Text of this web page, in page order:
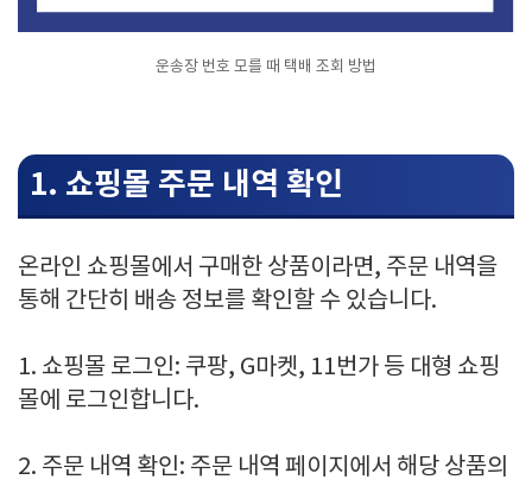
운송장 번호 모를 때 택배 조회 방법
1. 쇼핑몰 주문 내역 확인
온라인 쇼핑몰에서 구매한 상품이라면, 주문 내역을
통해 간단히 배송 정보를 확인할 수 있습니다.
1. 쇼핑몰 로그인: 쿠팡, G마켓, 11번가 등 대형 쇼핑
몰에 로그인합니다.
2. 주문 내역 확인: 주문 내역 페이지에서 해당 상품의